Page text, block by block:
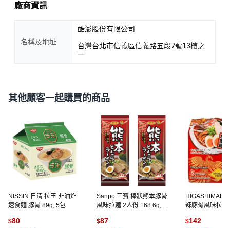
廠商資訊
名稱及地址
酷澎股份有限公司
台灣台北市信義區信義路五段7號13樓之
一
其他顧客一起購買的商品
NISSIN 日清 拉王 非油炸
速食麵 豚骨 89g, 5包
$80
Sanpo 三寶 棒狀熊本豚骨
風味拉麵 2人份 168.6g, 2
$87
辣豚骨風味拉
$142